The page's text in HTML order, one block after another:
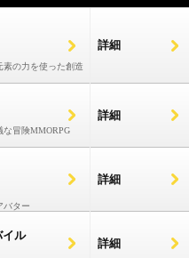
素の力を使った創造
詳細
な冒険MMORPG
詳細
バター
詳細
イル
詳細